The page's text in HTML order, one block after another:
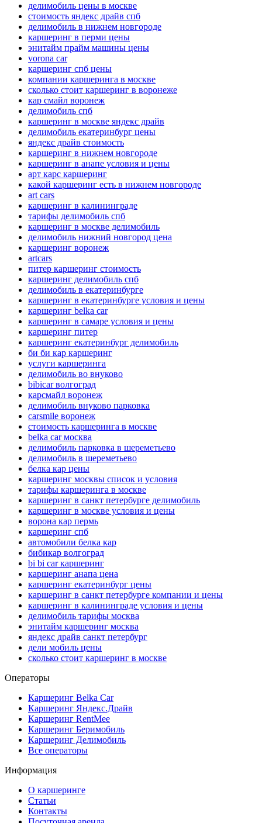
делимобиль цены в москве
стоимость яндекс драйв спб
делимобиль в нижнем новгороде
каршеринг в перми цены
энитайм прайм машины цены
vorona car
каршеринг спб цены
компании каршеринга в москве
сколько стоит каршеринг в воронеже
кар смайл воронеж
делимобиль спб
каршеринг в москве яндекс драйв
делимобиль екатеринбург цены
яндекс драйв стоимость
каршеринг в нижнем новгороде
каршеринг в анапе условия и цены
арт карс каршеринг
какой каршеринг есть в нижнем новгороде
art cars
каршеринг в калининграде
тарифы делимобиль спб
каршеринг в москве делимобиль
делимобиль нижний новгород цена
каршеринг воронеж
artcars
питер каршеринг стоимость
каршеринг делимобиль спб
делимобиль в екатеринбурге
каршеринг в екатеринбурге условия и цены
каршеринг belka car
каршеринг в самаре условия и цены
каршеринг питер
каршеринг екатеринбург делимобиль
би би кар каршеринг
услуги каршеринга
делимобиль во внуково
bibicar волгоград
карсмайл воронеж
делимобиль внуково парковка
carsmile воронеж
стоимость каршеринга в москве
belka car москва
делимобиль парковка в шереметьево
делимобиль в шереметьево
белка кар цены
каршеринг москвы список и условия
тарифы каршеринга в москве
каршеринг в санкт петербурге делимобиль
каршеринг в москве условия и цены
ворона кар пермь
каршеринг спб
автомобили белка кар
бибикар волгоград
bi bi car каршеринг
каршеринг анапа цена
каршеринг екатеринбург цены
каршеринг в санкт петербурге компании и цены
каршеринг в калининграде условия и цены
делимобиль тарифы москва
энитайм каршеринг москва
яндекс драйв санкт петербург
дели мобиль цены
сколько стоит каршеринг в москве
Операторы
Каршеринг Belka Car
Каршеринг Яндекс.Драйв
Каршеринг RentMee
Каршеринг Беримобиль
Каршеринг Делимобиль
Все операторы
Информация
О каршеринге
Статьи
Контакты